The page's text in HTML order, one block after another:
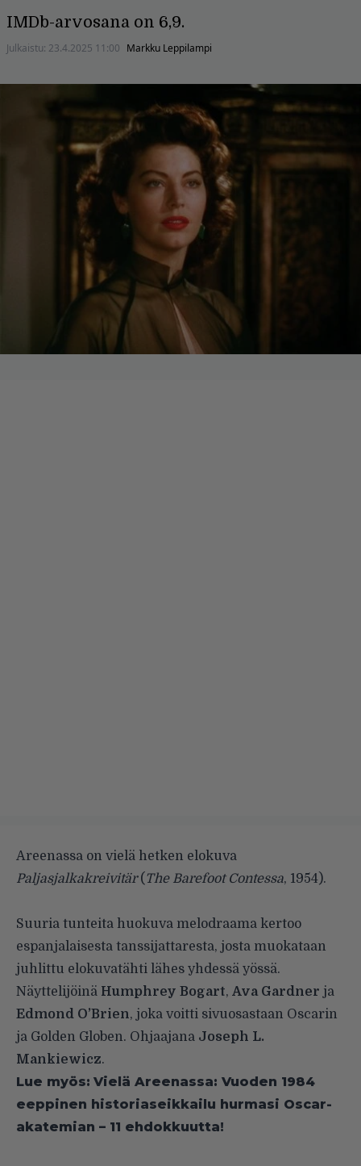
IMDb-arvosana on 6,9.
Julkaistu: 23.4.2025 11:00 Markku Leppilampi
Areenassa on vielä hetken elokuva
Paljasjalkakreivitär( The Barefoot Contessa, 1954).
Suuria tunteita huokuva melodraama kertoo
espanjalaisesta tanssijattaresta, josta muokataan
juhlittu elokuvatähti lähes yhdessä yössä.
Näyttelijöinä Humphrey Bogart, Ava Gardner ja
Edmond O’Brien, joka voitti sivuosastaan Oscarin
ja Golden Globen. Ohjaajana Joseph L.
Mankiewicz.
Lue myös: Vielä Areenassa: Vuoden 1984
eeppinen historiaseikkailu hurmasi Oscar-
akatemian – 11 ehdokkuutta!